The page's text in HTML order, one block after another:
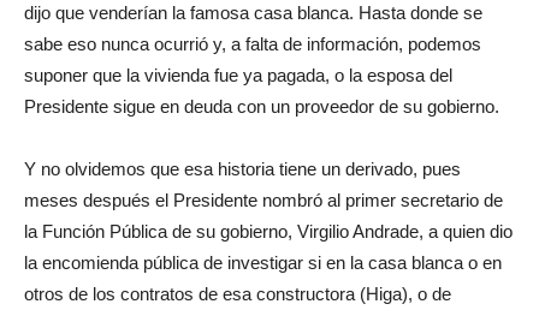
dijo que venderían la famosa casa blanca. Hasta donde se
sabe eso nunca ocurrió y, a falta de información, podemos
suponer que la vivienda fue ya pagada, o la esposa del
Presidente sigue en deuda con un proveedor de su gobierno.
Y no olvidemos que esa historia tiene un derivado, pues
meses después el Presidente nombró al primer secretario de
la Función Pública de su gobierno, Virgilio Andrade, a quien dio
la encomienda pública de investigar si en la casa blanca o en
otros de los contratos de esa constructora (Higa), o de